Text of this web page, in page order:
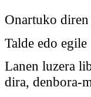
Onartuko
Talde edo
Lanen luzera
dira, denbora-